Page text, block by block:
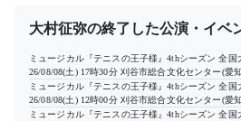
大村征弥の終了した公演・イベ
ミュージカル『テニスの王子様』4thシーズン 全
26/08/08(土) 17時30分 刈谷市総合文化センター(愛
ミュージカル『テニスの王子様』4thシーズン 全
26/08/08(土) 12時00分 刈谷市総合文化センター(愛
ミュージカル『テニスの王子様』4thシーズン 全